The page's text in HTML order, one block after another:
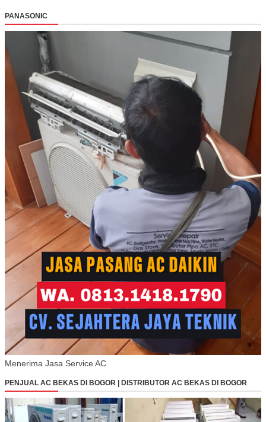
PANASONIC
Menerima Jasa Service AC
PENJUAL AC BEKAS DI BOGOR | DISTRIBUTOR AC BEKAS DI BOGOR